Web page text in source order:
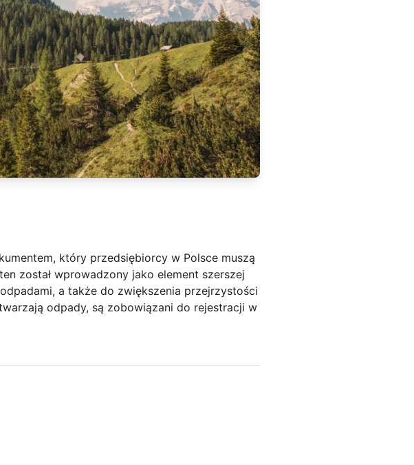
który przedsiębiorcy w Polsce muszą
został wprowadzony jako element szerszej
a także do zwiększenia przejrzystości
odpady, są zobowiązani do rejestracji w